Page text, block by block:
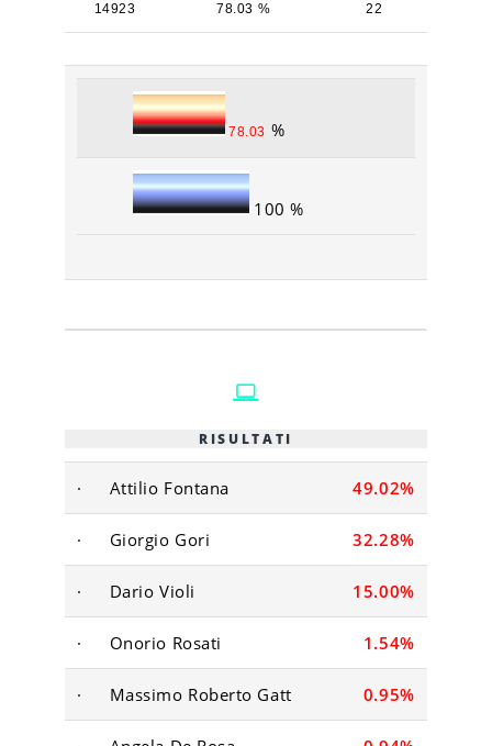
14923 78.03 % 22
78.03 %
100 %
RISULTATI
· Attilio Fontana 49.02%
· Giorgio Gori 32.28%
· Dario Violi 15.00%
· Onorio Rosati 1.54%
· Massimo Roberto Gatt 0.95%